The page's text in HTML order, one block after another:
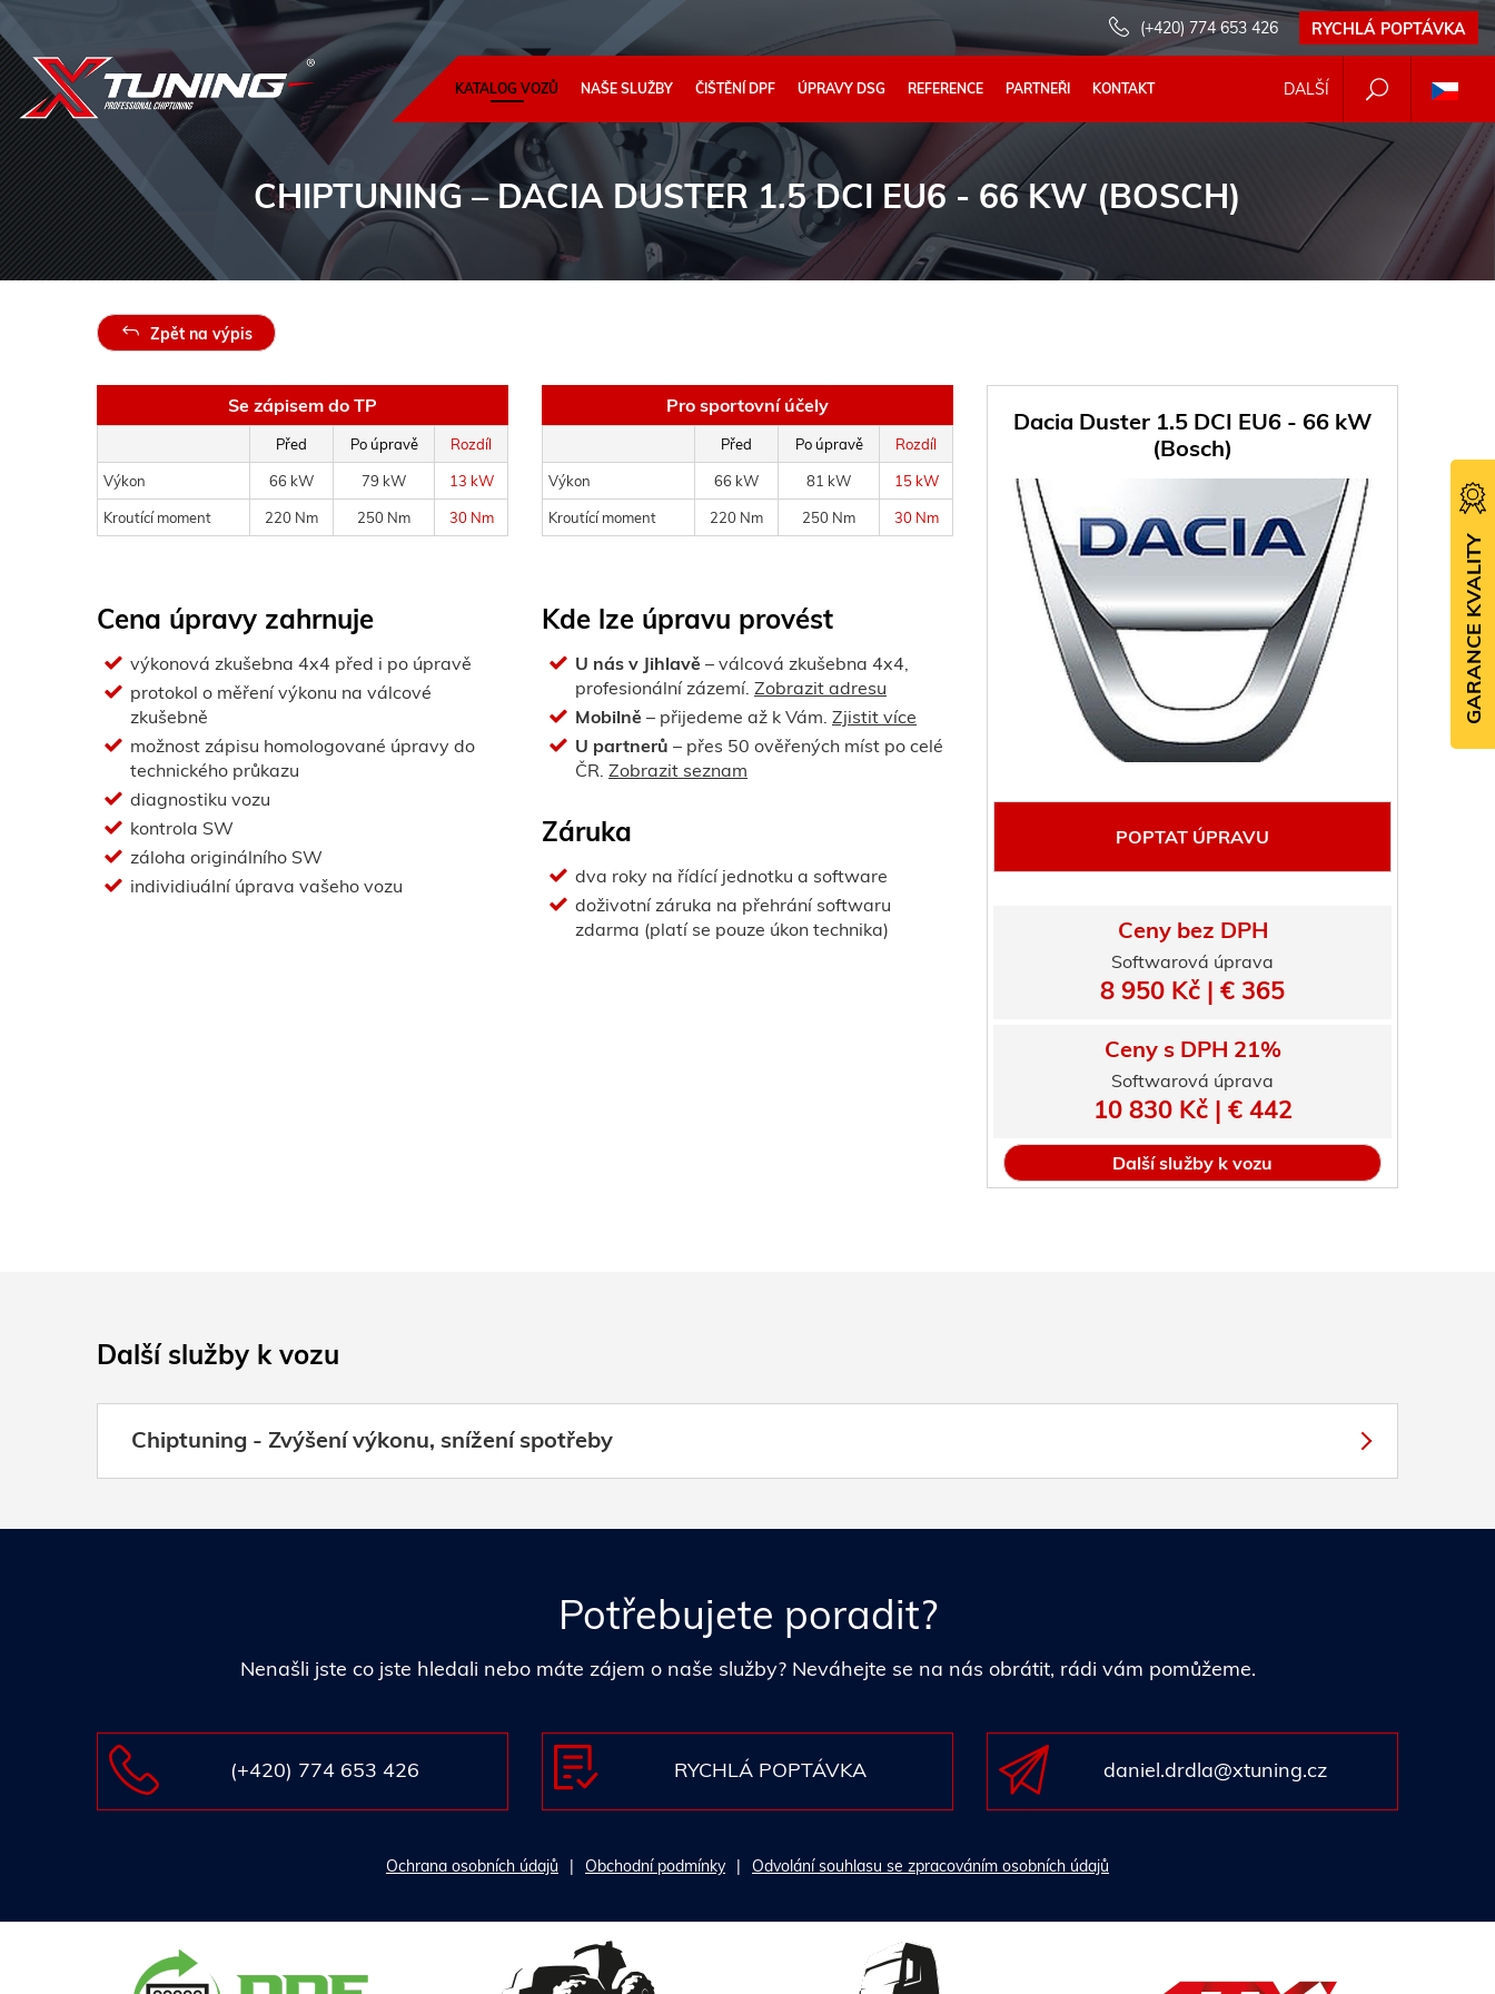
(+420) 774 653 426 RYCHLÁ POPTÁVKA
DALŠÍ
KATALOG VOZŮ NAŠE SLUŽBY ČIŠTĚNÍ DPF ÚPRAVY DSG REFERENCE PARTNEŘI KONTAKT
CHIPTUNING– DACIA DUSTER 1.5 DCI EU6 - 66 KW (BOSCH)
Zpět na výpis
Dacia Duster 1.5 DCI EU6 - 66 kW
(Bosch)
POPTAT ÚPRAVU
Ceny bez DPH
Softwarová úprava
8 950 Kč | € 365
Ceny s DPH 21%
Softwarová úprava
10 830 Kč | € 442
Další služby k vozu
Se zápisem do TP
Před Po úpravě Rozdíl
Výkon 66 kW 79 kW 13 kW
Kroutící moment 220 Nm 250 Nm 30 Nm
Pro sportovní účely
Před Po úpravě Rozdíl
Výkon 66 kW 81 kW 15 kW
Kroutící moment 220 Nm 250 Nm 30 Nm
Cena úpravy zahrnuje
výkonová zkušebna 4x4 před i po úpravě
protokol o měření výkonu na válcové
zkušebně
možnost zápisu homologované úpravy do
technického průkazu
diagnostiku vozu
kontrola SW
záloha originálního SW
individiuální úprava vašeho vozu
Kde lze úpravu provést
U nás v Jihlavě – válcová zkušebna 4x4,
profesionální zázemí. Zobrazit adresu
Mobilně – přijedeme až k Vám. Zjistit více
U partnerů – přes 50 ověřených míst po celé
ČR. Zobrazit seznam
Záruka
dva roky na řídící jednotku a software
doživotní záruka na přehrání softwaru
zdarma (platí se pouze úkon technika)
Další služby k vozu
Chiptuning - Zvýšení výkonu, snížení spotřeby
Potřebujete poradit?
Nenašli jste co jste hledali nebo máte zájem o naše služby? Neváhejte se na nás obrátit, rádi vám pomůžeme.
(+420) 774 653 426 RYCHLÁ POPTÁVKA daniel.drdla@xtuning.cz
Ochrana osobních údajů Obchodní podmínky Odvolání souhlasu se zpracováním osobních údajů
GARANCE KVALITY